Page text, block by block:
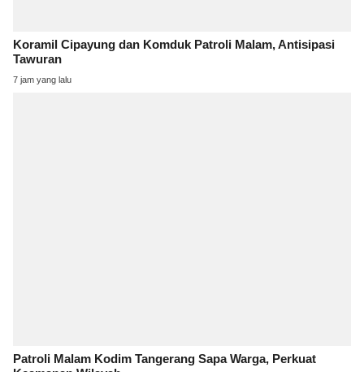
Koramil Cipayung dan Komduk Patroli Malam, Antisipasi
Tawuran
7 jam yang lalu
Patroli Malam Kodim Tangerang Sapa Warga, Perkuat